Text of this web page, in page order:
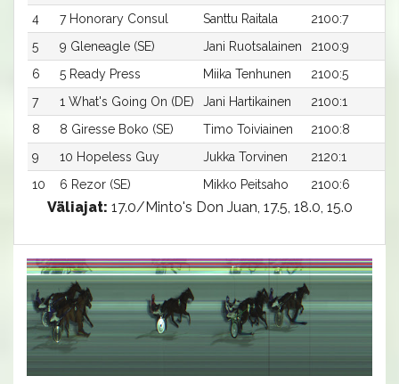
4
7 Honorary Consul Santtu Raitala 2100:7
5
9 Gleneagle (SE) Jani Ruotsalainen 2100:9
6
5 Ready Press Miika Tenhunen 2100:5
7
1 What's Going On (DE) Jani Hartikainen 2100:1
8
8 Giresse Boko (SE) Timo Toiviainen 2100:8
9
10 Hopeless Guy Jukka Torvinen 2120:1
10
6 Rezor (SE) Mikko Peitsaho 2100:6
Väliajat: 17.0/Minto's Don Juan, 17.5, 18.0, 15.0